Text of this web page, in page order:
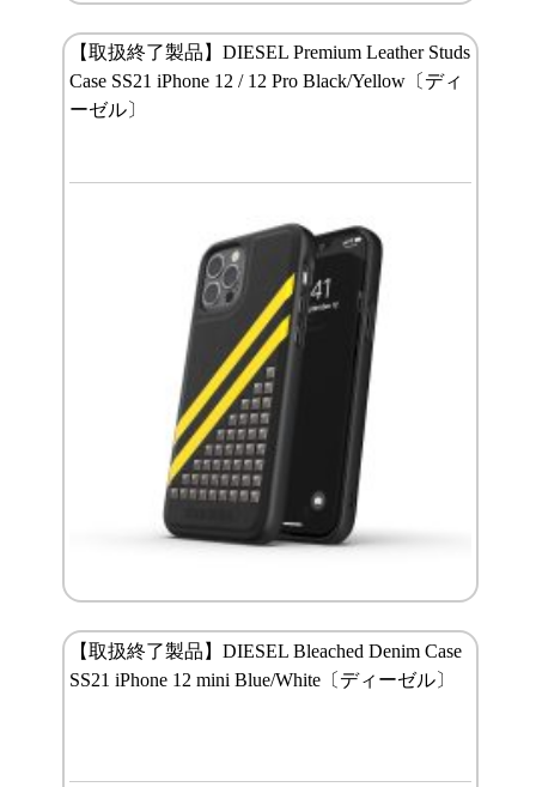
【取扱終了製品】DIESEL Premium Leather Studs
Case SS21 iPhone 12 / 12 Pro Black/Yellow〔ディ
ーゼル〕
【取扱終了製品】DIESEL Bleached Denim Case
SS21 iPhone 12 mini Blue/White〔ディーゼル〕